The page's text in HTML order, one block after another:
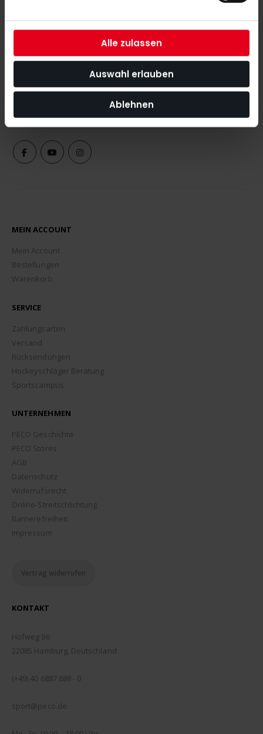
Alle zulassen
Auswahl erlauben
Ablehnen
NEWSLETTER ANMELDUNG
Mit unserem Newsletter seid ihr immer auf den neuesten Stand
was News, Tipps und Rabattaktionen rund um unseren Shop
MEIN ACCOUNT
Mein Account
Bestellungen
Warenkorb
SERVICE
Zahlungsarten
Versand
Rücksendungen
Hockeyschläger Beratung
Sportscampus
UNTERNEHMEN
PECO Geschichte
PECO Stores
AGB
Datenschutz
Widerrufsrecht
Online-Streitschlichtung
Barrierefreiheit
Impressum
Vertrag widerrufen
KONTAKT
Hofweg 96
22085 Hamburg, Deutschland
(+49) 40 6887 688 - 0
sport@peco.de